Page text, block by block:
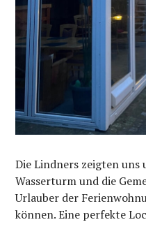
Die Lindners zeigten uns
Wasserturm und die
Urlauber der
können. Eine perfekte